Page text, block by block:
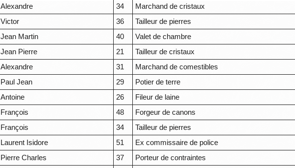
Alexandre 34 Marchand de cristaux
Victor 36 Tailleur de pierres
Jean Martin 40 Valet de chambre
Jean Pierre 21 Tailleur de cristaux
Alexandre 31 Marchand de comestibles
Paul Jean 29 Potier de terre
Antoine 26 Fileur de laine
François 48 Forgeur de canons
François 34 Tailleur de pierres
Laurent Isidore 51 Ex commissaire de police
Pierre Charles 37 Porteur de contraintes